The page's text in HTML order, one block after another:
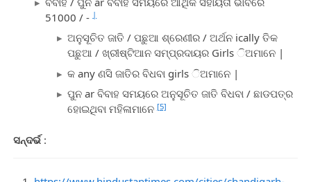
51000 / -|
ଅନୁସୂଚିତ ଜାତି / ପଛୁଆ ଶ୍ରେଣୀର / ଅର୍ଥନ ically ତିକ
ପଛୁଆ / ଖ୍ରୀଷ୍ଟିଆନ ସମ୍ପ୍ରଦାୟର Girls ିଅମାନେ |
କ any ଣସି ଜାତିର ବିଧବା girls ିଅମାନେ |
ପୁନ ar ବିବାହ ସମୟରେ ଅନୁସୂଚିତ ଜାତି ବିଧବା / ଛାଡପତ୍ର
ହୋଇଥିବା ମହିଳାମାନେ[5]
ସନ୍ଦର୍ଭ: